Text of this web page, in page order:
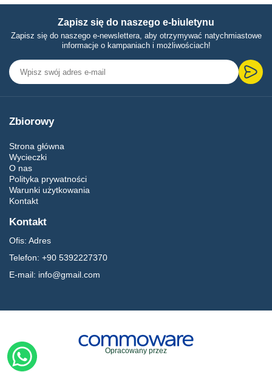
Zapisz się do naszego e-biuletynu
Zapisz się do naszego e-newslettera, aby otrzymywać natychmiastowe
informacje o kampaniach i możliwościach!
Zbiorowy
Strona główna
Wycieczki
O nas
Polityka prywatności
Warunki użytkowania
Kontakt
Kontakt
Ofis: Adres
Telefon: +90 5392227370
E-mail: info@gmail.com
Opracowany przez